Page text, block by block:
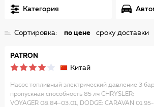
Категория
Сортировка: по цене сроку доставки
PATRON
Китай
Насос топливный электрический давление 3
пропускная способность 85 лч CHRYSLER:
VOYAGER 08.84-03.01, DODGE: CARAVAN 01.95-